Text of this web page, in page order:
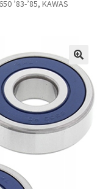
’83-’85, KAWAS